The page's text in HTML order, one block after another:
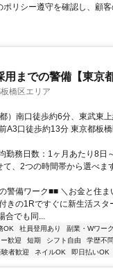
リシー遵守を確認し、顧
までの警備【東京
橋区エリア
）南口徒歩約6分、東武東
A3口徒歩約13分 東京都板
橋駅、ときわ台駅、中板橋
勤務日数：1ヶ月あたり8日
、2つの時間帯から選べま
警備ワーク■■ ＼お金と住ま
きの1Rですぐに新生活スタ
合でも同...
OK 社員登用あり 副業・Wワー
歓迎 短期 シフト自由 学歴不問
験者歓迎 ネイルOK 即日払いOK